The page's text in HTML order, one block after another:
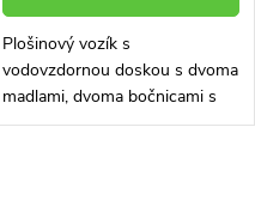
Plošinový vozík s
vodovzdornou doskou s dvoma
madlami, dvoma bočnicami s
doskou. Nosnosť až 500 kg.